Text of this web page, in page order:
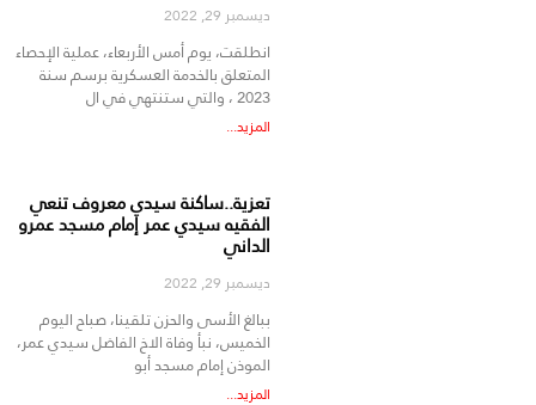
ديسمبر 29, 2022
انطلقت، يوم أمس الأربعاء، عملية الإحصاء
المتعلق بالخدمة العسكرية برسم سنة
2023 ، والتي ستنتهي في ال
المزيد...
تعزية..ساكنة سيدي معروف تنعي
الفقيه سيدي عمر إمام مسجد عمرو
الداني
ديسمبر 29, 2022
ببالغ الأسى والحزن تلقينا، صباح اليوم
الخميس، نبأ وفاة الاخ الفاضل سيدي عمر،
الموذن إمام مسجد أبو
المزيد...